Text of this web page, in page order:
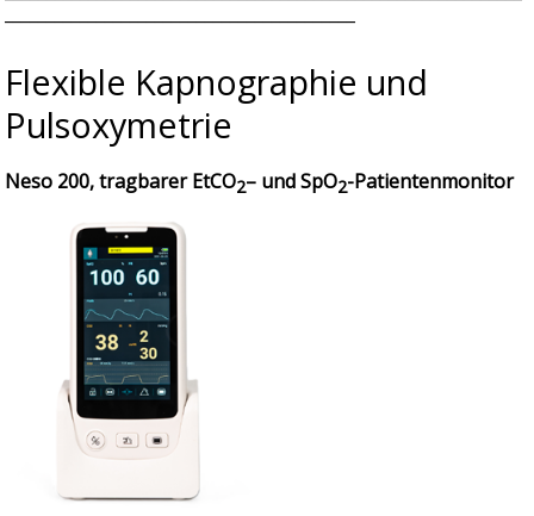
Flexible Kapnographie und
Pulsoxymetrie
Neso 200, tragbarer EtCO2– und SpO2-Patientenmonitor